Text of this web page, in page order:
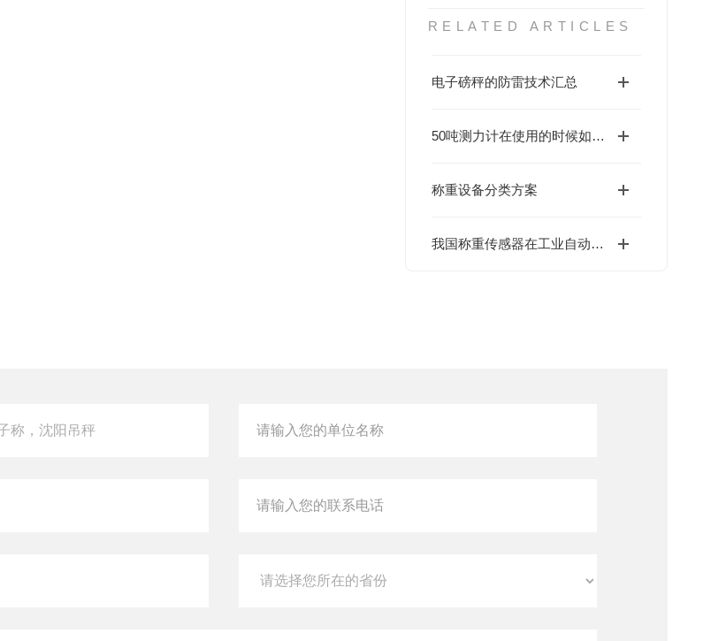
RELATED ARTICLES
电子磅秤的防雷技术汇总
50吨测力计在使用的时候如何操作
称重设备分类方案
我国称重传感器在工业自动化及物联网应用中面临的问题